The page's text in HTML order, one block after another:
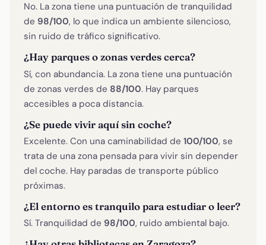
No. La zona tiene una puntuación de tranquilidad
de 98/100, lo que indica un ambiente silencioso,
sin ruido de tráfico significativo.
¿Hay parques o zonas verdes cerca?
Sí, con abundancia. La zona tiene una puntuación
de zonas verdes de 88/100. Hay parques
accesibles a poca distancia.
¿Se puede vivir aquí sin coche?
Excelente. Con una caminabilidad de 100/100, se
trata de una zona pensada para vivir sin depender
del coche. Hay paradas de transporte público
próximas.
¿El entorno es tranquilo para estudiar o leer?
Sí. Tranquilidad de 98/100, ruido ambiental bajo.